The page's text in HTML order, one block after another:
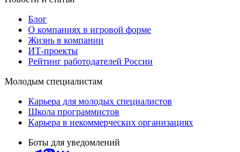
Блог
О компаниях в игровой форме
Жизнь в компании
ИТ-проекты
Рейтинг работодателей России
Молодым специалистам
Карьера для молодых специалистов
Школа программистов
Карьера в некоммерческих организациях
Боты для уведомлений